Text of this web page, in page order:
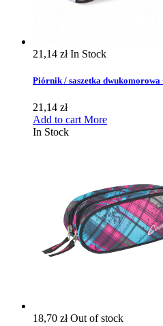
21,14 złIn Stock
Piórnik / saszetka
21,14 zł
Add to cart More
In Stock
18,70 złOut of stock